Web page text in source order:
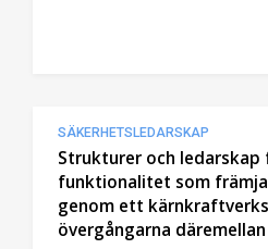
SÄKERHETSLEDARSKAP
Strukturer och
funktionalitet som
genom ett
övergångarna